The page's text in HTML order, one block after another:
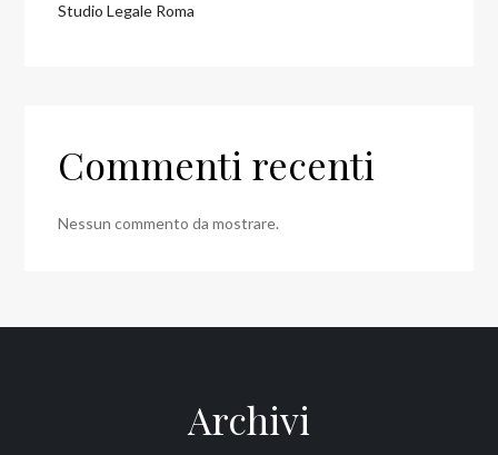
Studio Legale Roma
Commenti recenti
Nessun commento da mostrare.
Archivi